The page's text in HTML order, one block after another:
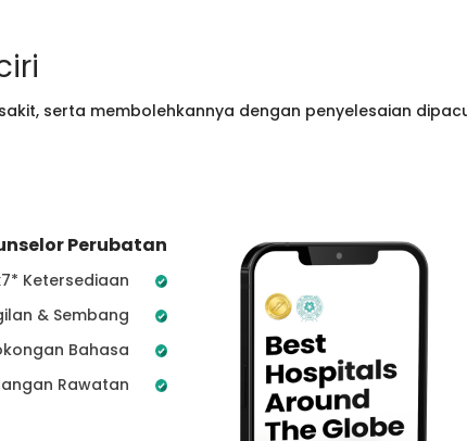
serta membolehkannya dengan penyelesaian
Perubatan
Ketersediaan
& Sembang
Bahasa
Rawatan